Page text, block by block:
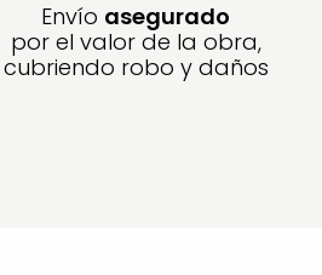
Envío asegurado
por el valor de la obra,
cubriendo robo y daños